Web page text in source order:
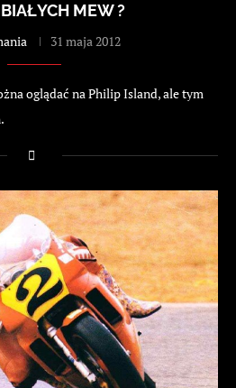
MEW ?
31 maja 2012
oglądać na Philip Island, ale tym